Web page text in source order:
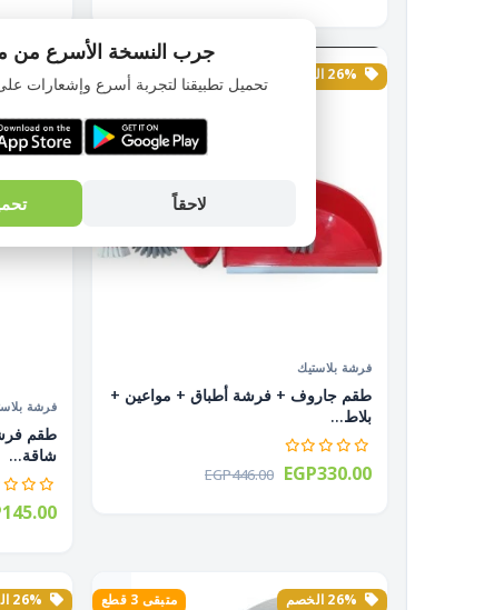
فرشة بلاستيك
طقم جاروف + فرشة أطباق + مواعين +
بلاط...
EGP446.00 EGP330.00
26% الخصم
فرشة
طقم
شاقة...
متبقى 3 قطع
جرب النسخة الأسرع من
تحميل تطبيقنا لتجربة أسرع وإشعارات
لاحقاً